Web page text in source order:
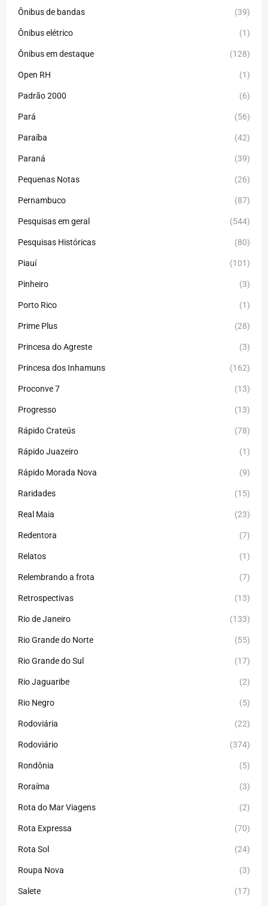
Ônibus de bandas (39)
Ônibus elétrico (1)
Ônibus em destaque (128)
Open RH (1)
Padrão 2000 (6)
Pará (56)
Paraíba (42)
Paraná (39)
Pequenas Notas (26)
Pernambuco (87)
Pesquisas em geral (544)
Pesquisas Históricas (80)
Piauí (101)
Pinheiro (3)
Porto Rico (1)
Prime Plus (28)
Princesa do Agreste (3)
Princesa dos Inhamuns (162)
Proconve 7 (13)
Progresso (13)
Rápido Crateús (78)
Rápido Juazeiro (1)
Rápido Morada Nova (9)
Raridades (15)
Real Maia (23)
Redentora (7)
Relatos (1)
Relembrando a frota (7)
Retrospectivas (13)
Rio de Janeiro (133)
Rio Grande do Norte (55)
Rio Grande do Sul (17)
Rio Jaguaribe (2)
Rio Negro (5)
Rodoviária (22)
Rodoviário (374)
Rondônia (5)
Roraíma (3)
Rota do Mar Viagens (2)
Rota Expressa (70)
Rota Sol (24)
Roupa Nova (3)
Salete (17)